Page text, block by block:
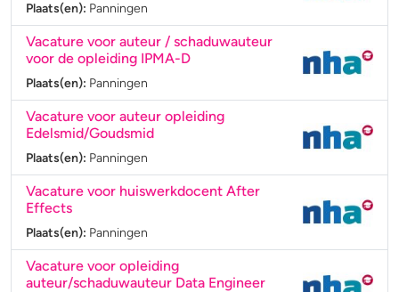
Plaats(en): Panningen
Vacature voor auteur / schaduwauteur
voor de opleiding IPMA-D
Plaats(en): Panningen
Vacature voor auteur opleiding
Edelsmid/Goudsmid
Plaats(en): Panningen
Vacature voor huiswerkdocent After
Effects
Plaats(en): Panningen
Vacature voor opleiding
auteur/schaduwauteur Data Engineer